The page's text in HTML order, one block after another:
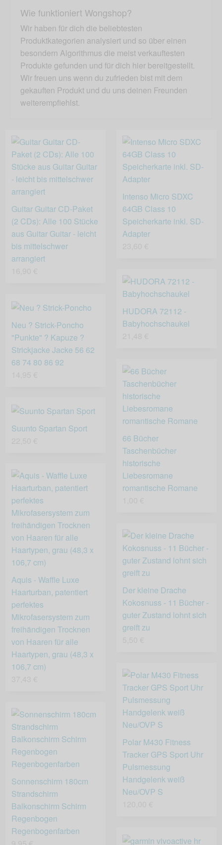
Wie funktioniert Wongshop?
Wir haben für dich die beliebtesten
Produktkategorien analysiert und so über einen
besondern Algorithmus die meist verkauftesten
Produkte gefunden und für dich hier bereitgestellt.
Wir freuen uns wenn du zufrieden bist mit dem
gekauften Produkt und du uns deinen Freunden
weiterempfiehlst.
Guitar Guitar CD-Paket
(2 CDs): Alle 100 Stücke
aus Guitar Guitar - leicht
bis mittelschwer
arrangiert
Intenso Micro SDXC
64GB Class 10
Speicherkarte inkl. SD-
Adapter
HUDORA 72112 -
Babyhochschaukel
Neu ? Strick-Poncho
"Punkte" ? Kapuze ?
Strickjacke Jacke 56 62
68 74 80 86 92
66 Bücher
Taschenbücher
historische
Liebesromane
romantische Romane
Suunto Spartan Sport
Aquis - Waffle Luxe
Haarturban, patentiert
perfektes
Mikrofasersystem zum
freihändigen Trocknen
von Haaren für alle
Haartypen, grau (48,3 x
106,7 cm)
Der kleine Drache
Kokosnuss - 11 Bücher -
guter Zustand lohnt sich
greift zu
Polar M430 Fitness
Tracker GPS Sport Uhr
Pulsmessung
Handgelenk weiß
Neu/OVP S
Sonnenschirm 180cm
Strandschirm
Balkonschirm Schirm
Regenbogen
Regenbogenfarben